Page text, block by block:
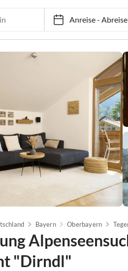
Anreise-Abreise
Bayern Oberbayern
"Dirndl"